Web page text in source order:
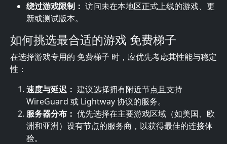
绕过游戏限制： 访问未在本地区正式上线的游戏、更
新或测试版本。
如何挑选最合适的游戏 免费梯子
在选择游戏专用的 免费梯子 时，应优先考虑其性能与稳定
性：
速度与延迟： 建议选择拥有附近节点且支持
WireGuard 或 Lightway 协议的服务。
服务器分布： 优先选择在主要游戏区域（如美国、欧
洲和亚洲）设有节点的服务商，以获得最佳的连接体
验。